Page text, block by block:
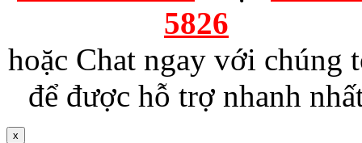
5826
hoặc Chat ngay với chúng
để được hỗ trợ nhanh
x